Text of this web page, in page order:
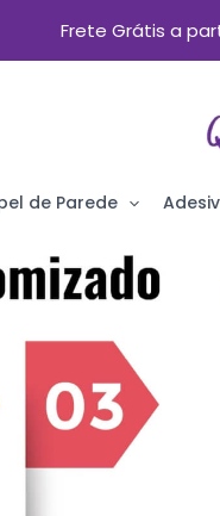
Frete Grátis a
de Parede